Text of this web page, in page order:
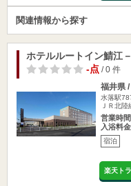
関連情報から探す
ホテルルートイン鯖江
-点 / 0 件
福井県
水落駅
ＪＲ北
営業時間
入浴料
宿泊
楽天ト